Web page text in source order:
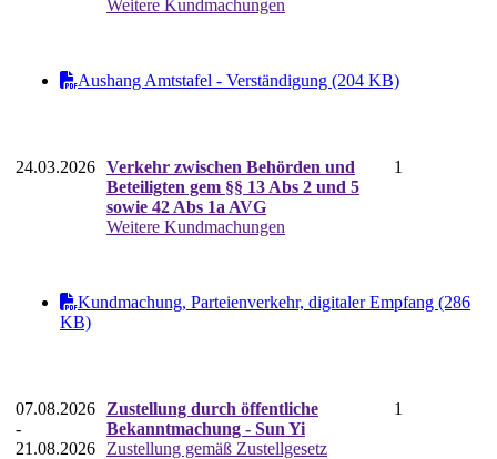
Weitere Kundmachungen
Aushang Amtstafel - Verständigung (204 KB)
24.03.2026 Verkehr zwischen Behörden und
Beteiligten gem §§ 13 Abs 2 und 5
sowie 42 Abs 1a AVG
Weitere Kundmachungen
1
Kundmachung, Parteienverkehr, digitaler Empfang (286
KB)
07.08.2026
-
21.08.2026
Zustellung durch öffentliche
Bekanntmachung - Sun Yi
Zustellung gemäß Zustellgesetz
1